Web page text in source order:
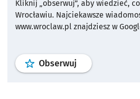
Kliknij „obserwuj”, aby wiedzieć,
Wrocławiu. Najciekawsze
www.wroclaw.pl znajdziesz w
Obserwuj profil